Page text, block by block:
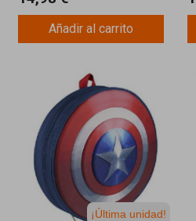
Añadir al carrito
¡Última unidad!